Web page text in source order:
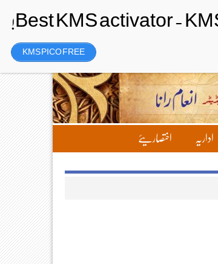
Friday، 7 August 2026ء
اداریہ اختصاریئے
KMS PICO FREE